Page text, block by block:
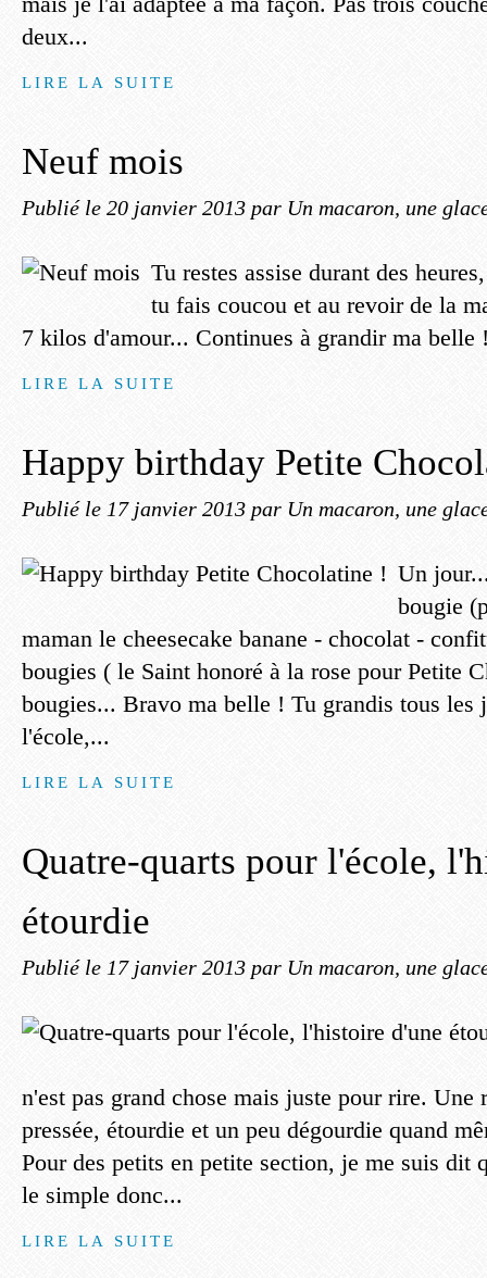
deux...
LIRE LA SUITE
Neuf mois
Publié le 20 janvier 2013 par Un macaron, une
Tu restes assise durant des
tu fais coucou et au revoir de la
7 kilos d'amour... Continues à grandir ma belle
LIRE LA SUITE
Happy birthday Petite
Publié le 17 janvier 2013 par Un macaron, une
Un
bougie
maman le cheesecake banane - chocolat -
bougies ( le Saint honoré à la rose pour Petite
bougies... Bravo ma belle ! Tu grandis tous les
l'école,...
LIRE LA SUITE
Quatre-quarts pour l'école,
étourdie
Publié le 17 janvier 2013 par Un macaron, une
n'est pas grand chose mais juste pour rire. Une
pressée, étourdie et un peu dégourdie quand
Pour des petits en petite section, je me suis dit
le simple donc...
LIRE LA SUITE